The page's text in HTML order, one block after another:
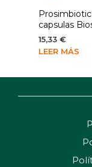
capsulas
15,33€
LEER MÁS